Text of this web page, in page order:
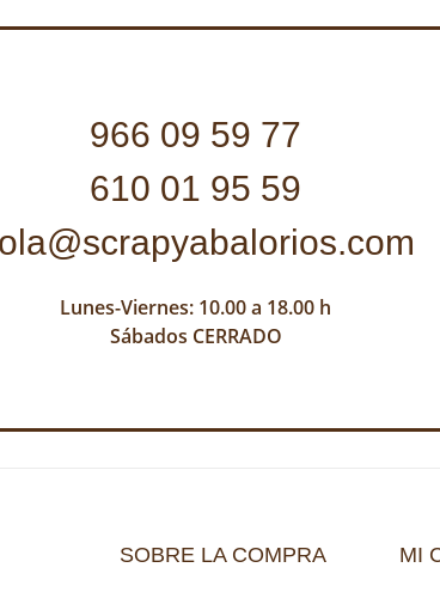
966 09 59 77
610 01 95 59
Lunes-Viernes: 10.00 a 18.00 h
Sábados CERRADO
SOBRE LA COMPRA MI